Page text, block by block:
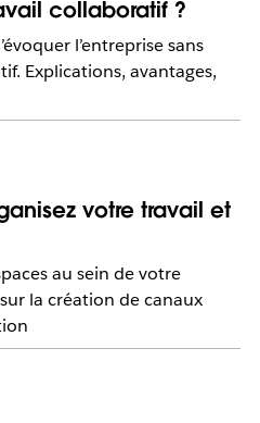
collaboratif ?
l’entreprise sans
Explications, avantages,
votre travail et
au sein de votre
la création de canaux